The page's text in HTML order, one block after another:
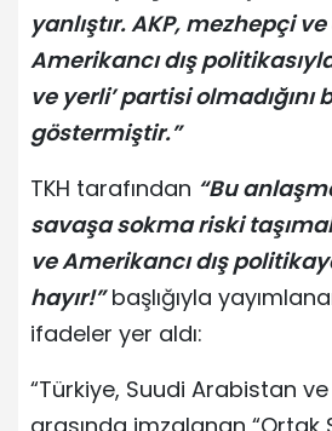
yanlıştır. AKP, mezhepçi
Amerikancı dış
ve yerli’ partisi olmadığını
göstermiştir.”
TKH tarafından “Bu
savaşa sokma riski
ve Amerikancı dış
hayır!”başlığıyla
ifadeler yer aldı:
“Türkiye, Suudi Arabistan